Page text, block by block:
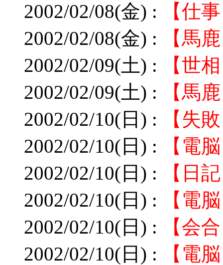
2002/02/08(金) :
【仕
2002/02/08(金) :
【馬
2002/02/09(土) :
【世
2002/02/09(土) :
【馬
2002/02/10(日) :
【失
2002/02/10(日) :
【電
2002/02/10(日) :
【日
2002/02/10(日) :
【電
2002/02/10(日) :
【会
2002/02/10(日) :
【電